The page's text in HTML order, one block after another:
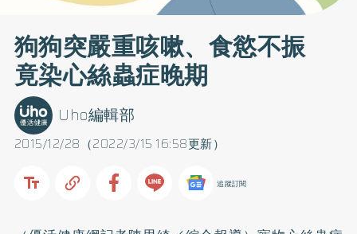
狗狗突嚴重咳嗽、食慾不振
竟染心絲蟲症晚期
2015/12/28（2022/3/15 16:58更新）
Uho編輯部
追蹤訂閱